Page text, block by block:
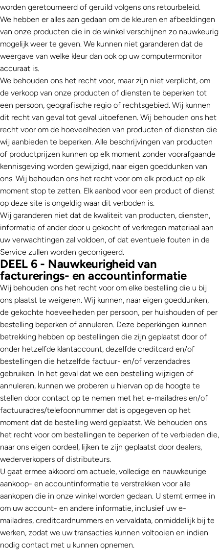
worden geretourneerd of geruild volgens ons retourbeleid.
We hebben er alles aan gedaan om de kleuren en afbeeldingen
van onze producten die in de winkel verschijnen zo nauwkeurig
mogelijk weer te geven. We kunnen niet garanderen dat de
weergave van welke kleur dan ook op uw computermonitor
accuraat is.
We behouden ons het recht voor, maar zijn niet verplicht, om
de verkoop van onze producten of diensten te beperken tot
een persoon, geografische regio of rechtsgebied. Wij kunnen
dit recht van geval tot geval uitoefenen. Wij behouden ons het
recht voor om de hoeveelheden van producten of diensten die
wij aanbieden te beperken. Alle beschrijvingen van producten
of productprijzen kunnen op elk moment zonder voorafgaande
kennisgeving worden gewijzigd, naar eigen goeddunken van
ons. Wij behouden ons het recht voor om elk product op elk
moment stop te zetten. Elk aanbod voor een product of dienst
op deze site is ongeldig waar dit verboden is.
Wij garanderen niet dat de kwaliteit van producten, diensten,
informatie of ander door u gekocht of verkregen materiaal aan
uw verwachtingen zal voldoen, of dat eventuele fouten in de
Service zullen worden gecorrigeerd.
DEEL 6 - Nauwkeurigheid van
facturerings- en accountinformatie
Wij behouden ons het recht voor om elke bestelling die u bij
ons plaatst te weigeren. Wij kunnen, naar eigen goeddunken,
de gekochte hoeveelheden per persoon, per huishouden of per
bestelling beperken of annuleren. Deze beperkingen kunnen
betrekking hebben op bestellingen die zijn geplaatst door of
onder hetzelfde klantaccount, dezelfde creditcard en/of
bestellingen die hetzelfde factuur- en/of verzendadres
gebruiken. In het geval dat we een bestelling wijzigen of
annuleren, kunnen we proberen u hiervan op de hoogte te
stellen door contact op te nemen met het e-mailadres en/of
factuuradres/telefoonnummer dat is opgegeven op het
moment dat de bestelling werd geplaatst. We behouden ons
het recht voor om bestellingen te beperken of te verbieden die,
naar ons eigen oordeel, lijken te zijn geplaatst door dealers,
wederverkopers of distributeurs.
U gaat ermee akkoord om actuele, volledige en nauwkeurige
aankoop- en accountinformatie te verstrekken voor alle
aankopen die in onze winkel worden gedaan. U stemt ermee in
om uw account- en andere informatie, inclusief uw e-
mailadres, creditcardnummers en vervaldata, onmiddellijk bij te
werken, zodat we uw transacties kunnen voltooien en indien
nodig contact met u kunnen opnemen.